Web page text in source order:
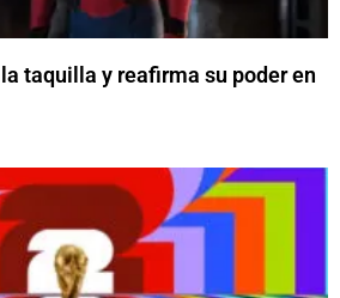
taquilla y reafirma su poder en